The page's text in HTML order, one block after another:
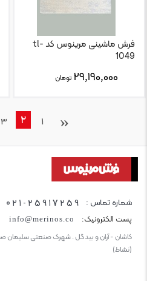
فرش ماشینی مرینوس کد tl-
1049
۲۹,۱۹۰,۰۰۰ تومان
1
2
3
شماره تماس : 021-25917259
پست الکترونیک: info@merinos.co
(نشاط)